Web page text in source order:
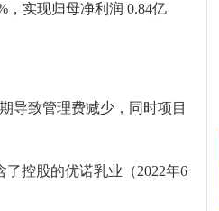
，实现归母净利润 0.84亿
导致管理费减少，同时项目
控股的优诺乳业（2022年6